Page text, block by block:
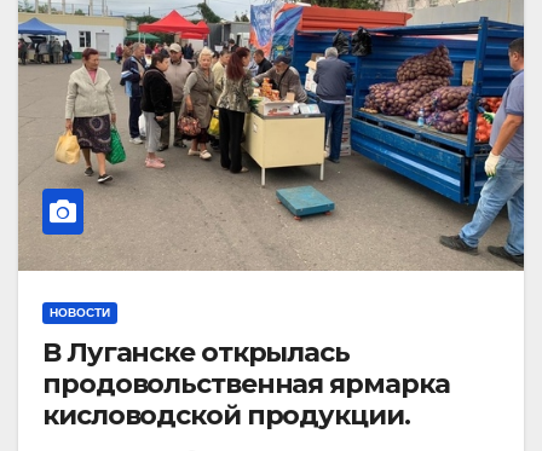
НОВОСТИ
В Луганске открылась
продовольственная ярмарка
кисловодской продукции.